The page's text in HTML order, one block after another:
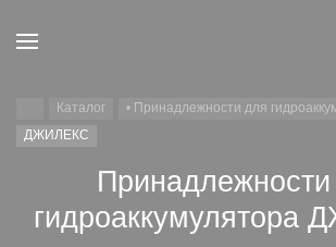
Каталог
• Принадлежности для
ДЖИЛЕКС
гидроаккумулятора